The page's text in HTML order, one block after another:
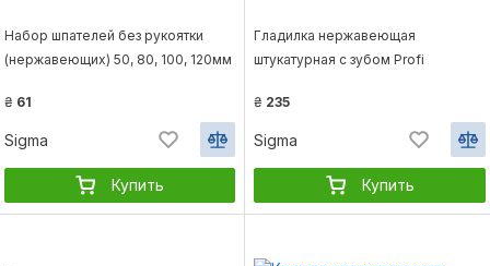
Набор шпателей без рукоятки
(нержавеющих) 50, 80, 100, 120мм
₴ 61
Sigma
Купить
Гладилка нержавеющая
штукатурная c зубом Profi
(8327521)
₴ 235
Sigma
Купить